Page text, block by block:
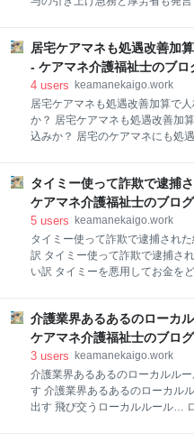
見直しを検討する。25日の閣僚
相や福岡資麿厚生労働相らが確
部】 2割の自己負担を求める対象
バレる ケアマネの報酬は低いか
ば… ケアマネの公平中立はほぼ嘘
害分野と同じ道をたどるのか？
迫されればサービスも選ぶよう
【公式】ケアマネ介護福祉士的
げるってなると自己負担もワンセ
は法改正か更新研修… ココから
⇓⇓ どうもケアマネ介護福祉士で
護に関するニュースを発信してい
めに
居宅ケアマネも処遇改善加
- ケアマネ介護福祉士のブロ
4 users
keamanekaigo.work
居宅ケアマネも処遇改善加算で
か？ 居宅ケアマネも処遇改善加
込みか？ 居宅のケアマネにも処
改善くれって言ってる団体がな
改善が支給されるようになった
のは間違いない セラピストから
な気がする… 若いセラピストケ
全体が変わるかも…？ 【公式】
に処遇改善はありがたいけど状況
らせ⇓⇓ 全国介護事業者連盟は
トのあり方に関する要望書を厚生
【Joint編集部】 ケアマネジャー
タイミー使って詐欺で逮捕
ケアマネ介護福祉士のブログ
5 users
keamanekaigo.work
タイミー使って詐欺で逮捕され
訳 タイミー使って詐欺で逮捕さ
い訳 タイミーを悪用してお金を
時的にお金を得る理由は… タイ
法… タイミーが流行る一方でメル
勢をかけてくる… 【公式】ケアマ
ける条件もどんどん緩和され行
しの正社員とスポットバイトだ
かな？ デイとかはスポットバイ
介護業界あるあるのローカ
ケアマネ介護福祉士のブログ
3 users
keamanekaigo.work
介護業界あるあるのローカルル
す 介護業界あるあるのローカル
出す 飛び交うローカルルール…